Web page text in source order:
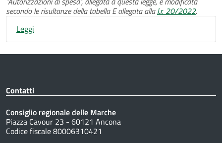
secondo le risultanze della tabella E allegata allal.r. 20/2022.
Leggi
Contatti
Consiglio regionale delle Marche
Piazza Cavour 23 - 60121 Ancona
Codice fiscale 80006310421